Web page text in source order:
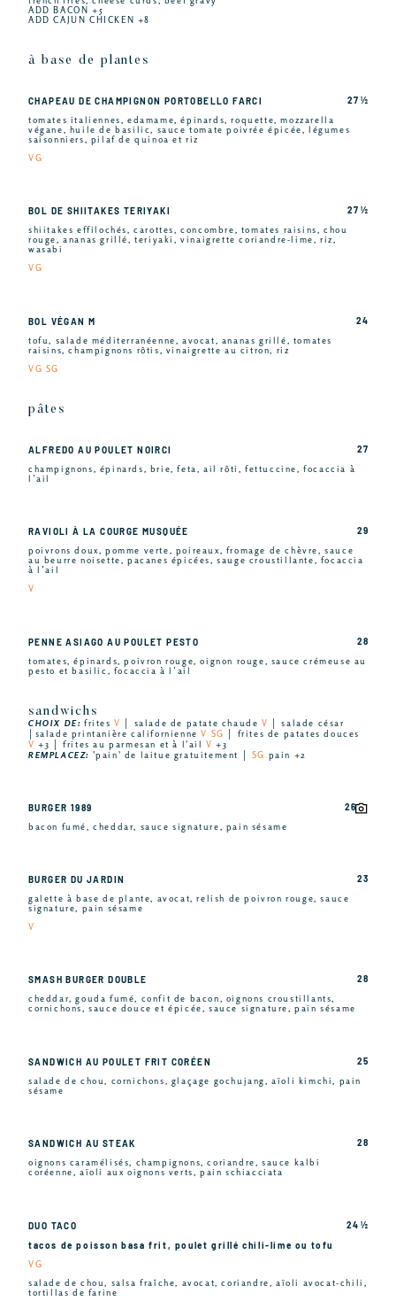
ADD BACON +5
ADD CAJUN CHICKEN +8
à base de plantes
CHAPEAU DE CHAMPIGNON PORTOBELLO FARCI
tomates italiennes, edamame, épinards, roquette, mozzarella
végane, huile de basilic, sauce tomate poivrée épicée, légumes
saisonniers, pilaf de quinoa et riz
VG
27 ½
BOL DE SHIITAKES TERIYAKI
shiitakes effilochés, carottes, concombre, tomates raisins, chou
rouge, ananas grillé, teriyaki, vinaigrette coriandre-lime, riz,
wasabi
VG
27 ½
BOL VÉGAN M
tofu, salade méditerranéenne, avocat, ananas grillé, tomates
raisins, champignons rôtis, vinaigrette au citron, riz
VG SG
24
pâtes
ALFREDO AU POULET NOIRCI
champignons, épinards, brie, feta, ail rôti, fettuccine, focaccia à
l’ail
27
RAVIOLI À LA COURGE MUSQUÉE
poivrons doux, pomme verte, poireaux, fromage de chèvre, sauce
au beurre noisette, pacanes épicées, sauge croustillante, focaccia
à l’ail
V
29
PENNE ASIAGO AU POULET PESTO
tomates, épinards, poivron rouge, oignon rouge, sauce crémeuse au
pesto et basilic, focaccia à l’ail
28
sandwichs
CHOIX DE: fritesV │ salade de patate chaudeV
│ salade césar
│salade printanière californienneV SG
│ frites de patates douces
V +3 │ frites au parmesan et à l'ailV +3
REMPLACEZ: 'pain' de laitue gratuitement │ SG pain +2
BURGER 1989
bacon fumé, cheddar, sauce signature, pain sésame
26
BURGER DU JARDIN
galette à base de plante, avocat, relish de poivron rouge, sauce
signature, pain sésame
V
23
SMASH BURGER DOUBLE
cheddar, gouda fumé, confit de bacon, oignons croustillants,
cornichons, sauce douce et épicée, sauce signature, pain sésame
28
SANDWICH AU POULET FRIT CORÉEN
salade de chou, cornichons, glaçage gochujang, aïoli kimchi, pain
sésame
25
SANDWICH AU STEAK
oignons caramélisés, champignons, coriandre, sauce kalbi
coréenne, aïoli aux oignons verts, pain schiacciata
28
DUO TACO
tacos de poisson basa frit, poulet grillé chili-lime ou tofu
VG
salade de chou, salsa fraîche, avocat, coriandre, aïoli avocat-chili,
tortillas de farine
24 ½